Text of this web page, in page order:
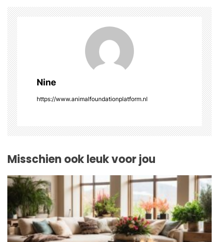
a
v
i
g
a
t
i
o
n
Nine
https://www.animalfoundationplatform.nl
Misschien ook leuk voor jou